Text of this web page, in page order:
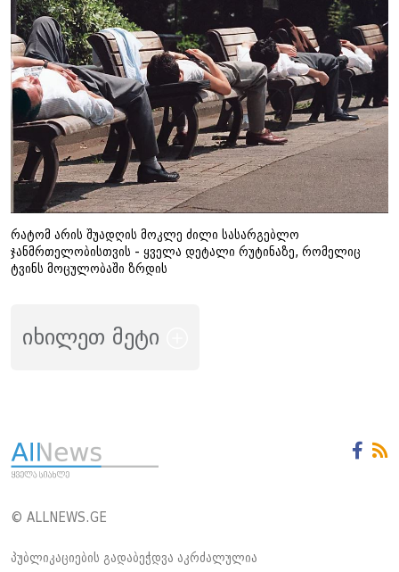
რატომ არის შუადღის მოკლე ძილი სასარგებლო
ჯანმრთელობისთვის - ყველა დეტალი რუტინაზე, რომელიც
ტვინს მოცულობაში ზრდის
იხილეთ მეტი
© ALLNEWS.GE
პუბლიკაციების გადაბეჭდვა აკრძალულია